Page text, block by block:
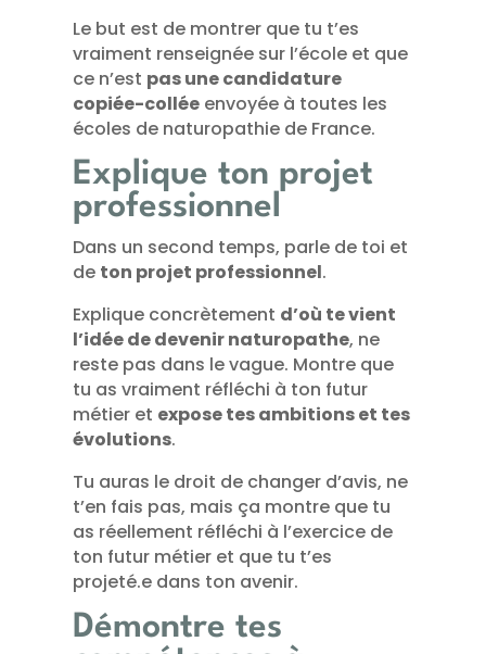
Le but est de montrer que tu t’es
vraiment renseignée sur l’école et que
ce n’est pas une candidature
copiée-collée envoyée à toutes les
écoles de naturopathie de France.
Explique ton projet
professionnel
Dans un second temps, parle de toi et
de ton projet professionnel.
Explique concrètement d’où te vient
l’idée de devenir naturopathe, ne
reste pas dans le vague. Montre que
tu as vraiment réfléchi à ton futur
métier et expose tes ambitions et tes
évolutions.
Tu auras le droit de changer d’avis, ne
t’en fais pas, mais ça montre que tu
as réellement réfléchi à l’exercice de
ton futur métier et que tu t’es
projeté.e dans ton avenir.
Démontre tes